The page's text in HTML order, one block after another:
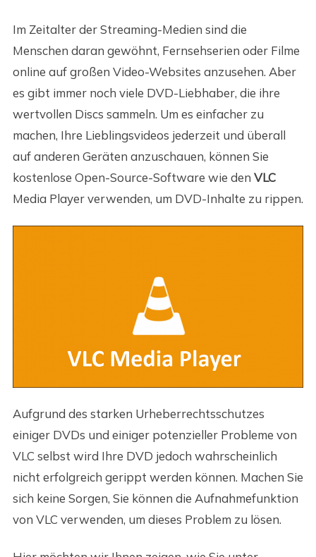
Im Zeitalter der Streaming-Medien sind die
Menschen daran gewöhnt, Fernsehserien oder Filme
online auf großen Video-Websites anzusehen. Aber
es gibt immer noch viele DVD-Liebhaber, die ihre
wertvollen Discs sammeln. Um es einfacher zu
machen, Ihre Lieblingsvideos jederzeit und überall
auf anderen Geräten anzuschauen, können Sie
kostenlose Open-Source-Software wie den VLC
Media Player verwenden, um DVD-Inhalte zu rippen.
Aufgrund des starken Urheberrechtsschutzes
einiger DVDs und einiger potenzieller Probleme von
VLC selbst wird Ihre DVD jedoch wahrscheinlich
nicht erfolgreich gerippt werden können. Machen Sie
sich keine Sorgen, Sie können die Aufnahmefunktion
von VLC verwenden, um dieses Problem zu lösen.